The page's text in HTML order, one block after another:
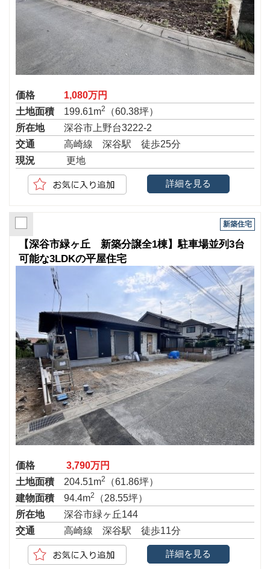
価格
1,080万円
土地面積
199.61m2
（60.38坪）
所在地
深谷市上野台3222-2
交通
高崎線 深谷駅 徒歩25分
現況
更地
詳細を見る
新築住宅
【深谷市緑ヶ丘 新築分譲全1棟】駐車場並列3台
可能な3LDKの平屋住宅
価格
3,790万円
土地面積
204.51m2
（61.86坪）
建物面積
94.4m2
（28.55坪）
所在地
深谷市緑ヶ丘144
交通
高崎線 深谷駅 徒歩11分
詳細を見る